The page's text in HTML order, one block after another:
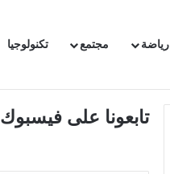
رياضة مجتمع تكنولوجيا
تابعونا على فيسبوك